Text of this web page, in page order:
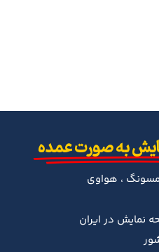
به صورت عمده
، هواوی
نمایش در ایران